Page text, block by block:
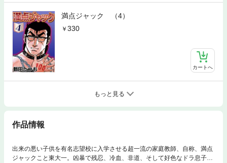
満点ジャック （4）
330
カートへ
もっと見る
作品情報
出来の悪い子供を有名志望校に入学させる超一流の家庭教師、自称、満点
ジャックこと東大一。凶暴で残忍、冷血、非道、そして好色なドラ息子の